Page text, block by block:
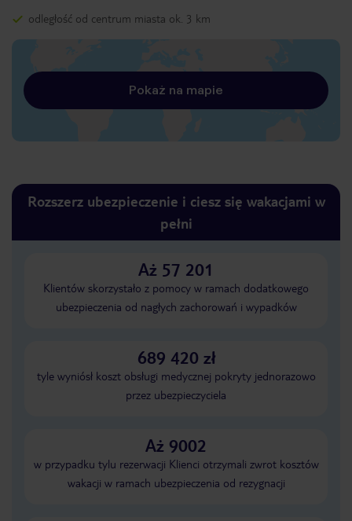
odległość od centrum miasta ok. 3 km
Pokaż na mapie
Rozszerz ubezpieczenie i ciesz się wakacjami w
pełni
Aż 57 201
Klientów skorzystało z pomocy w ramach dodatkowego
ubezpieczenia od nagłych zachorowań i wypadków
689 420 zł
tyle wyniósł koszt obsługi medycznej pokryty jednorazowo
przez ubezpieczyciela
Aż 9002
w przypadku tylu rezerwacji Klienci otrzymali zwrot kosztów
wakacji w ramach ubezpieczenia od rezygnacji